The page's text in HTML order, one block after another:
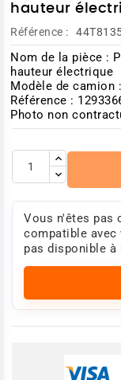
hauteur
Référence :
Nom de la pièce :
hauteur électrique
Modèle de camion
Référence :
Photo non
Vous n'êtes pas
compatible avec
pas disponible à